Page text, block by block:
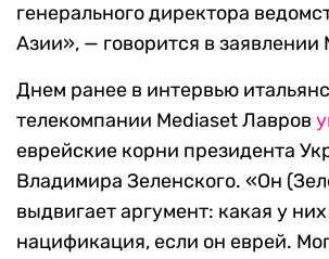
генерального директора
Азии», — говорится в
Днем ранее в интервью
телекомпании Mediaset Лавров
еврейские корни президента
Владимира Зеленского. «Он
выдвигает аргумент: какая у
нацификация, если он еврей.